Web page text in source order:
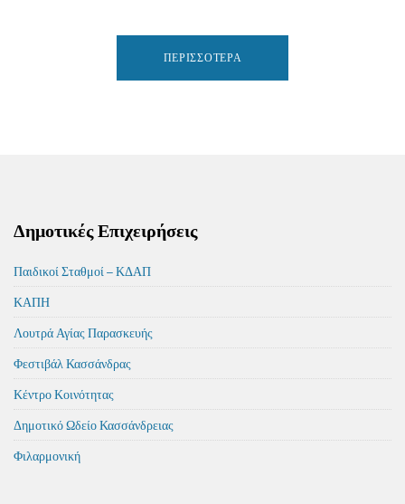
ΠΕΡΙΣΣΌΤΕΡΑ
Δημοτικές Επιχειρήσεις
Παιδικοί Σταθμοί – ΚΔΑΠ
ΚΑΠΗ
Λουτρά Αγίας Παρασκευής
Φεστιβάλ Κασσάνδρας
Κέντρο Κοινότητας
Δημοτικό Ωδείο Κασσάνδρειας
Φιλαρμονική